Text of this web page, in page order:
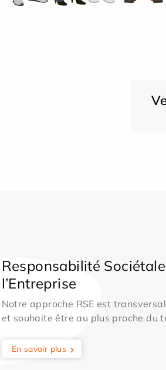
Responsabilité
l’Entreprise
Notre approche RSE est
et souhaite être au plus proche du
En savoir plus